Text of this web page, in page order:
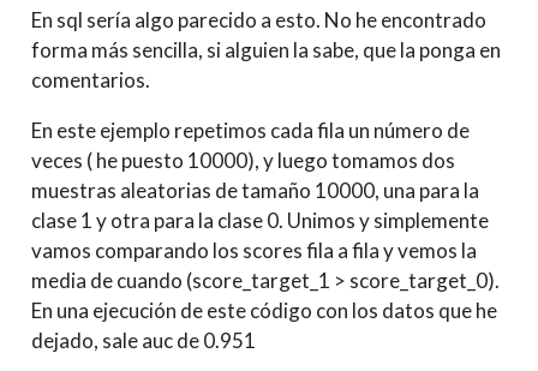
En sql sería algo parecido a esto. No he encontrado
forma más sencilla, si alguien la sabe, que la ponga en
comentarios.
En este ejemplo repetimos cada fila un número de
veces ( he puesto 10000), y luego tomamos dos
muestras aleatorias de tamaño 10000, una para la
clase 1 y otra para la clase 0. Unimos y simplemente
vamos comparando los scores fila a fila y vemos la
media de cuando (score_target_1 > score_target_0).
En una ejecución de este código con los datos que he
dejado, sale auc de 0.951